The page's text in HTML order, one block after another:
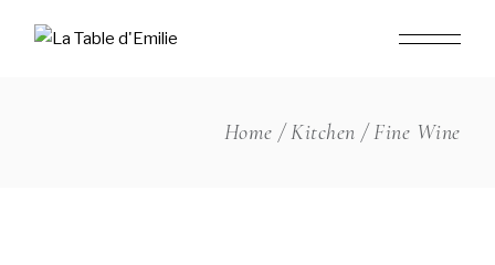
Home Kitchen Fine Wine